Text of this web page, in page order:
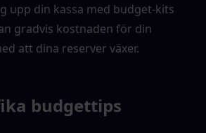
upp din kassa med budget-kits
gradvis kostnaden för din
att dina reserver växer.
budgettips